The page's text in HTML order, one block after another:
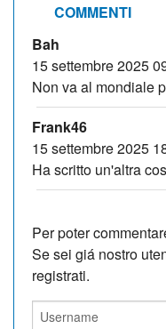
COMMENTI
Bah
15 settembre 2025
Non va al mondiale
Frank46
15 settembre 2025
Ha scritto un'altra
Per poter
Se sei giá nostro
registrati.